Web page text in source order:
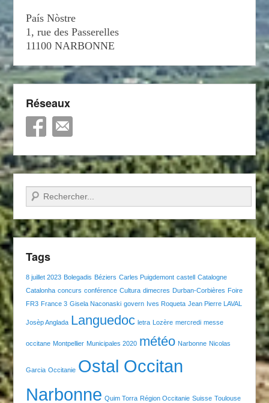
País Nòstre
1, rue des Passerelles
11100 NARBONNE
Réseaux
Recherche
Tags
8 juillet 2023 Bolegadis Béziers Carles Puigdemont castell Catalogne
Catalonha concurs conférence Cultura dimecres Durban-Corbières Foire
FR3 France 3 Gisela Naconaski govern Ives Roqueta Jean Pierre LAVAL
Josèp Anglada Languedoc letra Lozère mercredi messe
occitane Montpellier Municipales 2020 météo Narbonne Nicolas
Garcia Occitanie Ostal Occitan
Narbonne Quim Torra Région Occitanie Suisse Toulouse